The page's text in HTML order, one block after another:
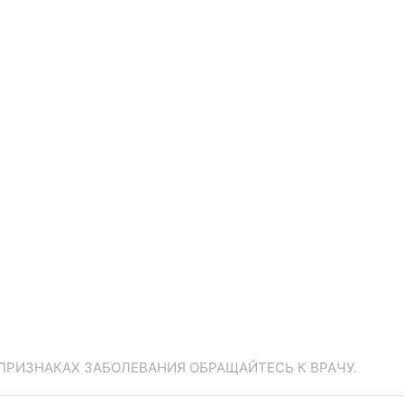
ЗАБОЛЕВАНИЯ ОБРАЩАЙТЕСЬ К ВРАЧУ.